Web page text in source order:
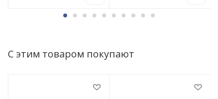
С этим товаром покупают